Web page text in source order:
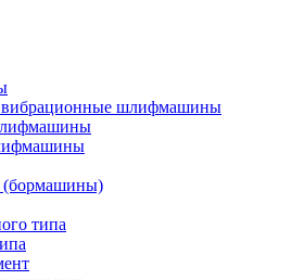
вибрационные шлифмашины
типа